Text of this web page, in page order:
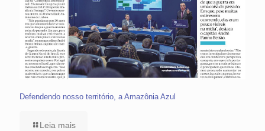
Defendendo nosso território, a Amazônia Azul
Leia mais